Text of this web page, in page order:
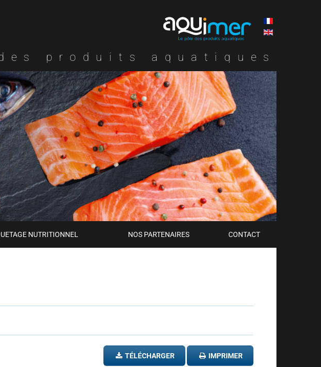
produits aquatiques
NUTRITIONNEL NOS PARTENAIRES CONTACT
TÉLÉCHARGER IMPRIMER